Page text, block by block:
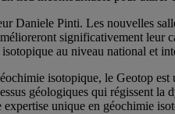
Daniele Pinti. Les nouvelles
significativement leur
au niveau national et
isotopique, le Geotop
géologiques qui régissent la
unique en géochimie